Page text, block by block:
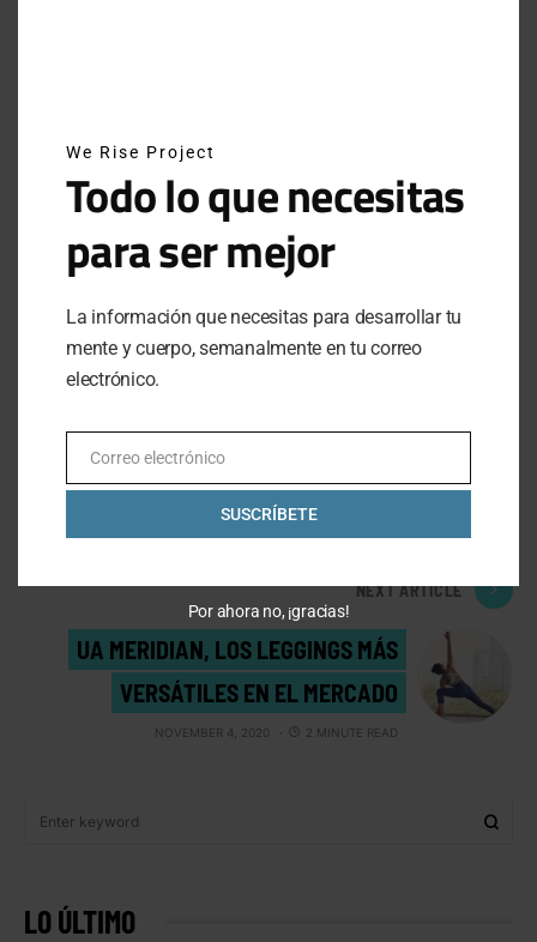
EL SIMULADOR DEL GEMINI DE LA
NASA PUEDE SER TUYO
NOVEMBER 2, 2020 2 MINUTE READ
NEXT ARTICLE
UA MERIDIAN, LOS LEGGINGS MÁS
VERSÁTILES EN EL MERCADO
NOVEMBER 4, 2020 2 MINUTE READ
LO ÚLTIMO
We Rise Project
Todo lo que necesitas
para ser mejor
La información que necesitas para desarrollar tu
mente y cuerpo, semanalmente en tu correo
electrónico.
EmailCorreo electrónico
SUSCRÍBETE
Por ahora no, ¡gracias!